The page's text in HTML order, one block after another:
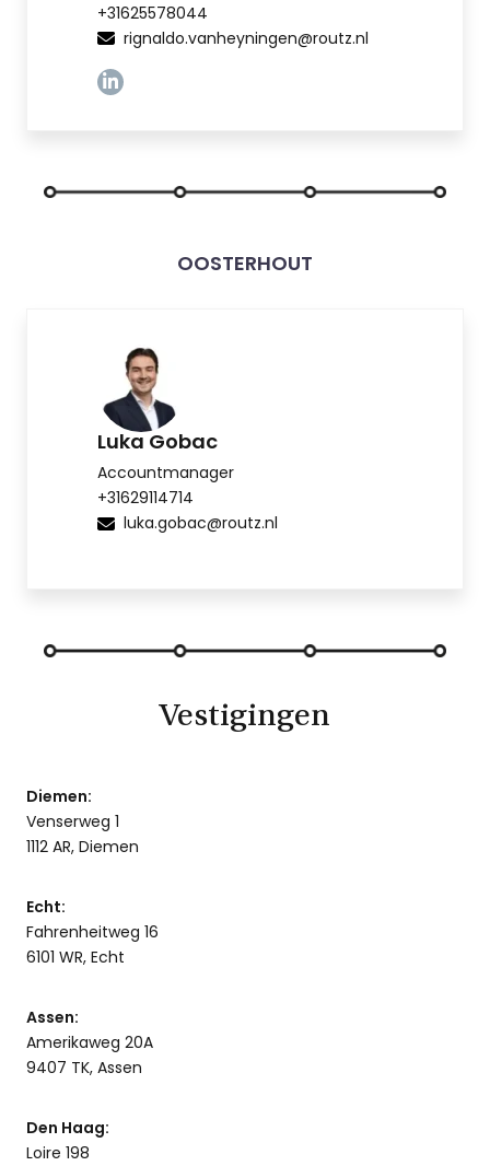
+31625578044
rignaldo.vanheyningen@routz.nl
Linkedin
OOSTERHOUT
Luka Gobac
Accountmanager
+31629114714
luka.gobac@routz.nl
Vestigingen
Diemen:
Venserweg 1
1112 AR, Diemen
Echt:
Fahrenheitweg 16
6101 WR, Echt
Assen:
Amerikaweg 20A
9407 TK, Assen
Den Haag:
Loire 198